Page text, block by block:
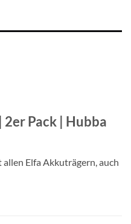
2er Pack | Hubba
Elfa Akkuträgern, auch